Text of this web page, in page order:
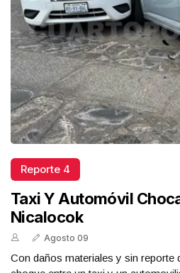
Reporte 4
Taxi Y Automóvil
Nicalocok
Agosto 09
Con daños materiales y sin reporte